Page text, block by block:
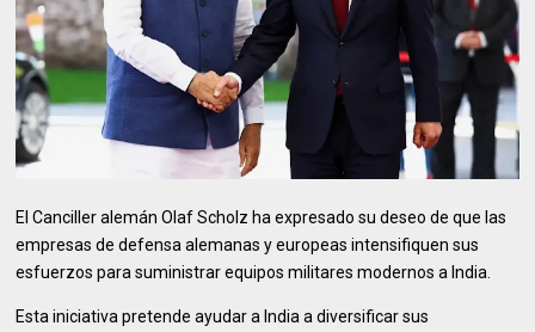
El Canciller alemán Olaf Scholz ha expresado su deseo de que las
empresas de defensa alemanas y europeas intensifiquen sus
esfuerzos para suministrar equipos militares modernos a India.
Esta iniciativa pretende ayudar a India a diversificar sus